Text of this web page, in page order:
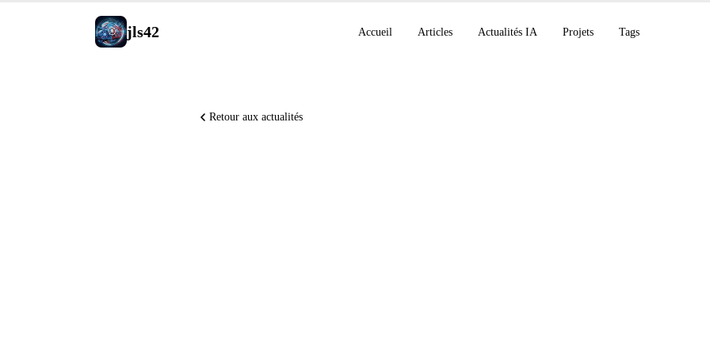
jls42 Accueil Articles Actualités IA Projets Tags
Retour aux actualités